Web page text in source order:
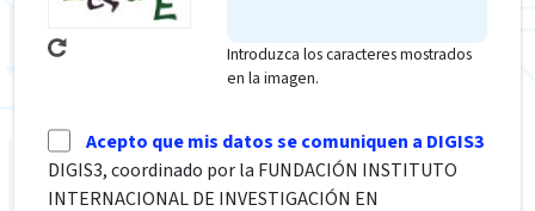
Introduzca los caracteres mostrados
en la imagen.
Acepto que mis datos se comuniquen a DIGIS3
DIGIS3, coordinado por la FUNDACIÓN INSTITUTO
INTERNACIONAL DE INVESTIGACIÓN EN